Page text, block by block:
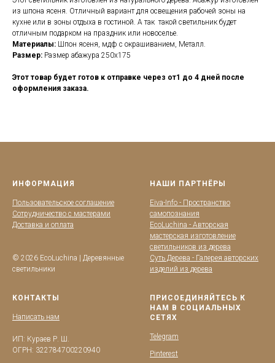
из шпона ясеня. Отличный вариант для освещения рабочей зоны на
кухне или в зоны отдыха в гостиной. А так такой светильник будет
отличным подарком на праздник или новоселье.
Материалы: Шпон ясеня, мдф с окрашиванием, Металл.
Размер: Размер абажура 250х175
Этот товар будет готов к отправке через от1 до 4 дней после
оформления заказа.
ИНФОРМАЦИЯ
Пользовательское соглашение
Сотрудничество с мастерами
Доставка и оплата
© 2026 EcoLuchina | Деревянные
светильники
НАШИ ПАРТНЁРЫ
Eiva-Info - Пространство
самопознания
EcoLuchina - Авторская
мастерская изготовление
светильников из дерева
Суть Дерева - Галерея авторских
изделий из дерева
КОНТАКТЫ
Написать нам
ИП: Кураев Р. Ш.
ОГРН: 322784700220940
ПРИСОЕДИНЯЙТЕСЬ К
НАМ В СОЦИАЛЬНЫХ
СЕТЯХ
Telegram
Pinterest